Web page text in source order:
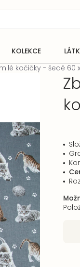
KOLEKCE
kočičky - šedé 60
0,0